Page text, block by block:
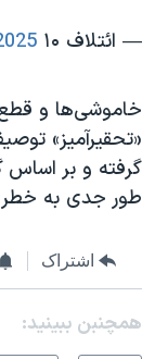
— ائتلاف ۱۰ ꪜ 👀 (@etelaf10)
خاموشی‌ها و قطع
«تحقیرآمیز»
گرفته و بر
طور جدی به خطر
اشتراک
همچنبن ببینید: